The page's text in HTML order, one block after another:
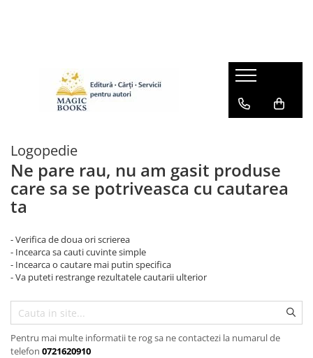
Carti pentru copii 7-11 ani
Pachete de carti
Lichidare stoc
Povești scrise de copii (Antologii)
Carte online pentru copii
Logopedie
Ne pare rau, nu am gasit produse
care sa se potriveasca cu cautarea
ta
- Verifica de doua ori scrierea
- Incearca sa cauti cuvinte simple
- Incearca o cautare mai putin specifica
- Va puteti restrange rezultatele cautarii ulterior
Pentru mai multe informatii te rog sa ne contactezi la numarul de
telefon 0721620910